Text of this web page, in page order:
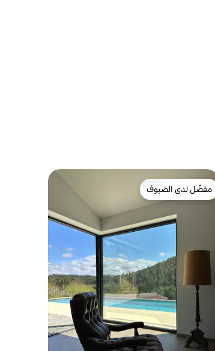
مفضّل لدى الضيوف
مفضّل لدى الضيوف